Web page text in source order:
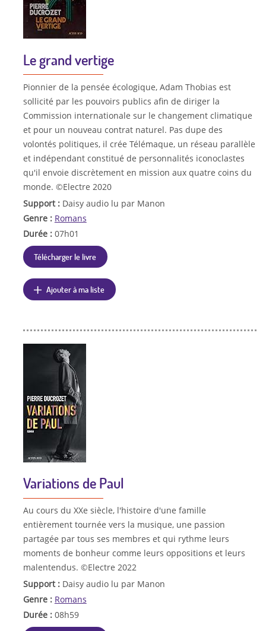
Le grand vertige
Pionnier de la pensée écologique, Adam Thobias est
sollicité par les pouvoirs publics afin de diriger la
Commission internationale sur le changement climatique
et pour un nouveau contrat naturel. Pas dupe des
volontés politiques, il crée Télémaque, un réseau parallèle
et indépendant constitué de personnalités iconoclastes
qu'il envoie discrètement en mission aux quatre coins du
monde. ©Electre 2020
Support : Daisy audio lu par Manon
Genre : Romans
Durée : 07h01
Télécharger le livre
Ajouter à ma liste
Variations de Paul
Au cours du XXe siècle, l'histoire d'une famille
entièrement tournée vers la musique, une passion
partagée par tous ses membres et qui rythme leurs
moments de bonheur comme leurs oppositions et leurs
malentendus. ©Electre 2022
Support : Daisy audio lu par Manon
Genre : Romans
Durée : 08h59